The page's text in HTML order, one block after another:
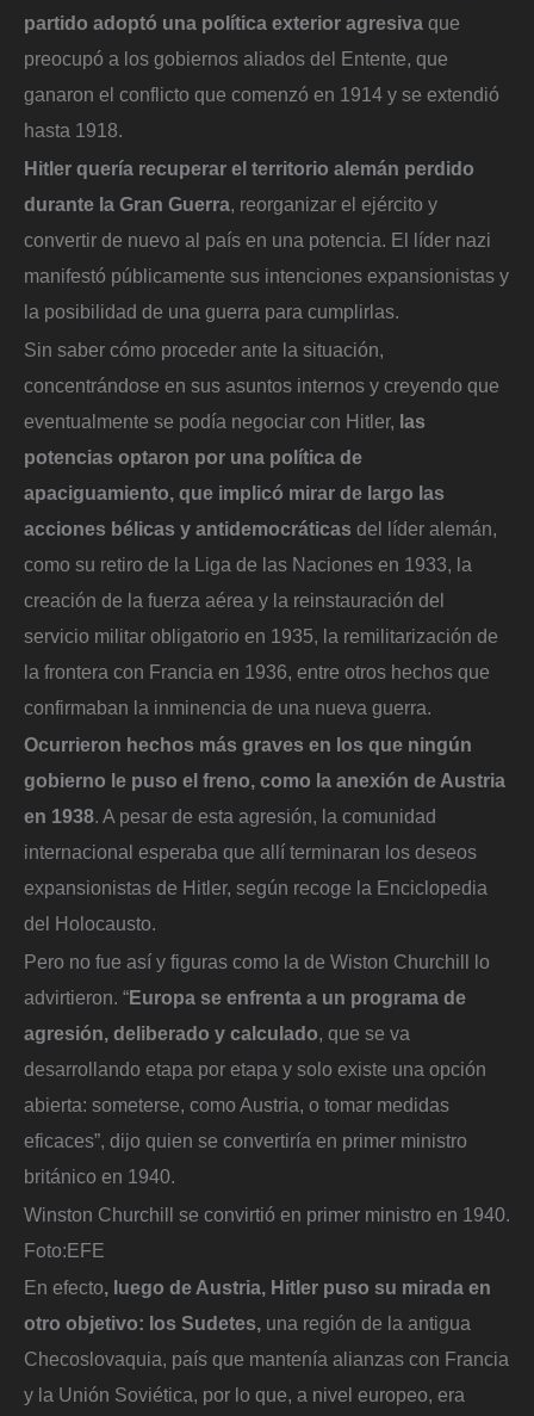
partido adoptó una política exterior agresiva que
preocupó a los gobiernos aliados del Entente, que
ganaron el conflicto que comenzó en 1914 y se extendió
hasta 1918.
Hitler quería recuperar el territorio alemán perdido
durante la Gran Guerra, reorganizar el ejército y
convertir de nuevo al país en una potencia. El líder nazi
manifestó públicamente sus intenciones expansionistas y
la posibilidad de una guerra para cumplirlas.
Sin saber cómo proceder ante la situación,
concentrándose en sus asuntos internos y creyendo que
eventualmente se podía negociar con Hitler, las
potencias optaron por una política de
apaciguamiento, que implicó mirar de largo las
acciones bélicas y antidemocráticas del líder alemán,
como su retiro de la Liga de las Naciones en 1933, la
creación de la fuerza aérea y la reinstauración del
servicio militar obligatorio en 1935, la remilitarización de
la frontera con Francia en 1936, entre otros hechos que
confirmaban la inminencia de una nueva guerra.
Ocurrieron hechos más graves en los que ningún
gobierno le puso el freno, como la anexión de Austria
en 1938. A pesar de esta agresión, la comunidad
internacional esperaba que allí terminaran los deseos
expansionistas de Hitler, según recoge la Enciclopedia
del Holocausto.
Pero no fue así y figuras como la de Wiston Churchill lo
advirtieron. “Europa se enfrenta a un programa de
agresión, deliberado y calculado, que se va
desarrollando etapa por etapa y solo existe una opción
abierta: someterse, como Austria, o tomar medidas
eficaces”, dijo quien se convertiría en primer ministro
británico en 1940.
Winston Churchill se convirtió en primer ministro en 1940.
Foto:EFE
En efecto, luego de Austria, Hitler puso su mirada en
otro objetivo: los Sudetes, una región de la antigua
Checoslovaquia, país que mantenía alianzas con Francia
y la Unión Soviética, por lo que, a nivel europeo, era